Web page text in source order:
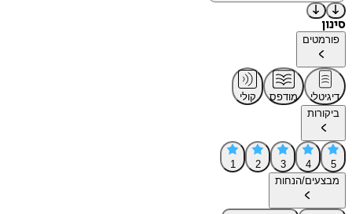
סינון
פורמטים
דיגיטלי מודפס
קולי
ביקורות
5
4
3
2
1
מבצעים/הנחות